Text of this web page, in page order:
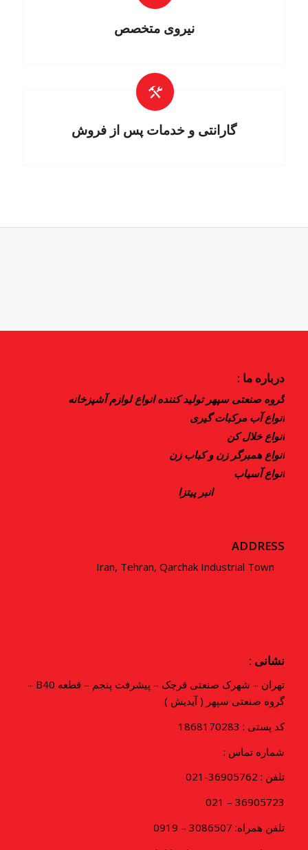
نیروی متخصص
گارانتی و خدمات پس از فروش
درباره ما :
گروه صنعتی سپهر تولید کننده انواع لوازم آشپزخانه
انواع آب مرکبات گیری
انواع خلال کن
انواع همبرگر زن و کباب زن
انواع آسیاب
انبر پیتزا
ADDRESS
Iran, Tehran, Qarchak Industrial Town
نشانی :
تهران – شهرک صنعتی قرچک – پیشرفت پنجم – قطعه B40 –
گروه صنعتی سپهر ( آیدیش )
کد پستی : 1868170283
شماره تماس :
تلفن : 36905762-021
36905723 – 021
تلفن همراه: 3086507 – 0919